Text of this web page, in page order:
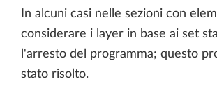
In alcuni casi nelle sezioni con
considerare i layer in base ai set
l'arresto del programma; questo
stato risolto.